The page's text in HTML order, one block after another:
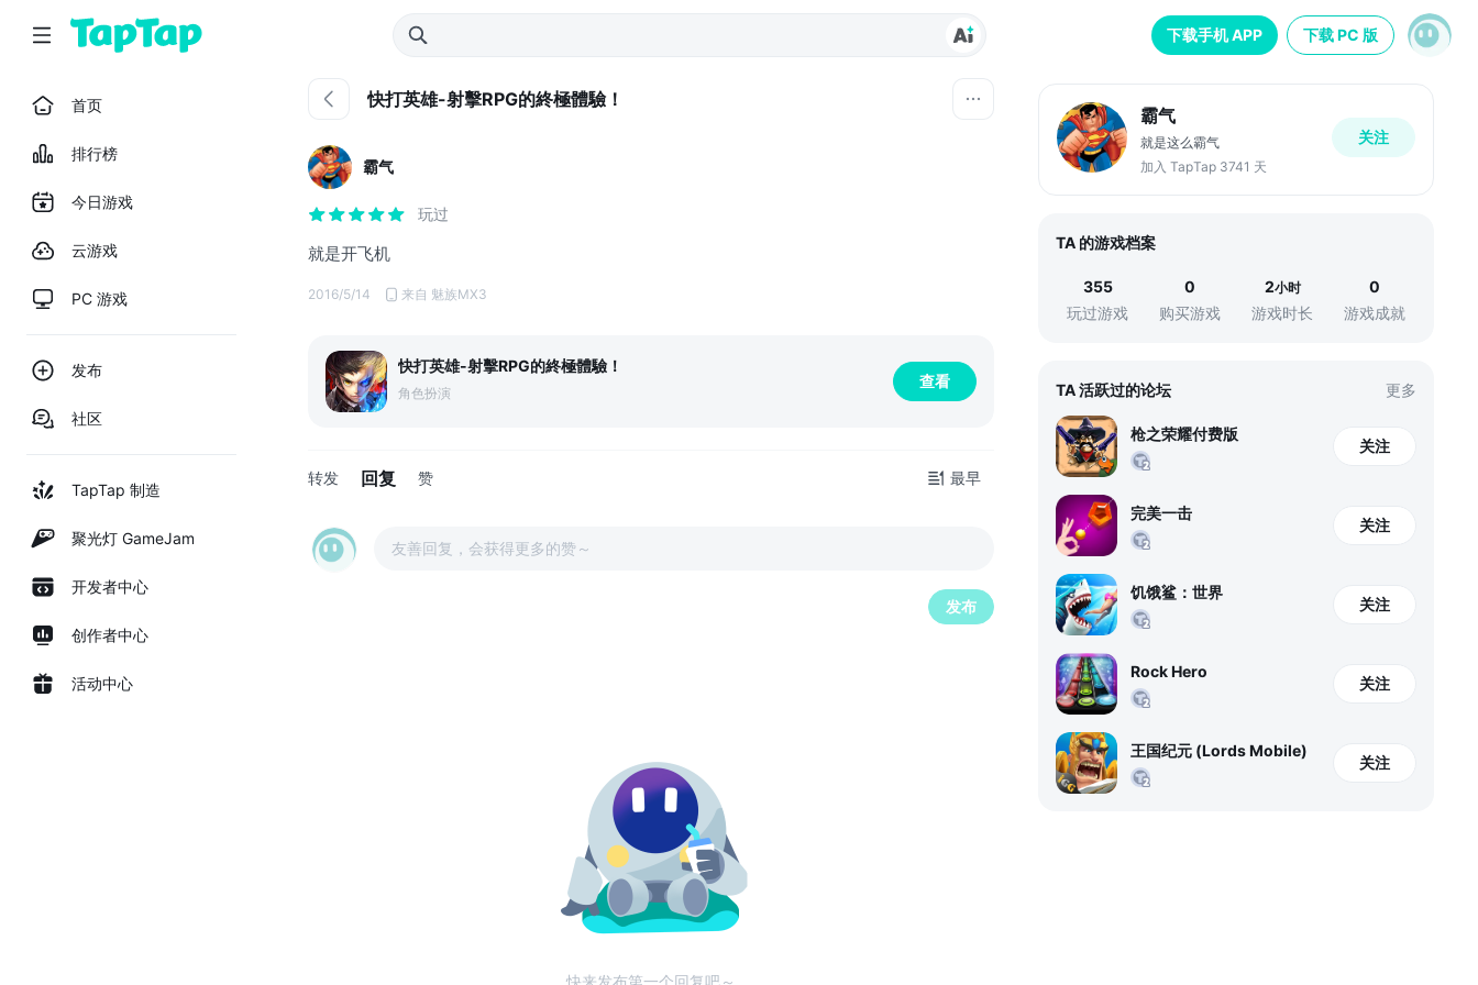
下载手机 APP 下载 PC 版
首页
排行榜
今日游戏
云游戏
PC 游戏
发布
社区
TapTap 制造
聚光灯 GameJam
开发者中心
创作者中心
活动中心
快打英雄-射擊RPG的終極體驗！
霸气
玩过
就是开飞机
2016/5/14 来自 魅族MX3
快打英雄-射擊RPG的終極體驗！
角色扮演
查看
转发 回复 赞 最早
友善回复，会获得更多的赞～
发布
快来发布第一个回复吧～
霸气
就是这么霸气
加入 TapTap 3741 天
关注
TA 的游戏档案
355
玩过游戏
0
购买游戏
2小时
游戏时长
0
游戏成就
TA 活跃过的论坛 更多
枪之荣耀付费版
关注
完美一击
关注
饥饿鲨：世界
关注
Rock Hero
关注
王国纪元 (Lords Mobile)
关注